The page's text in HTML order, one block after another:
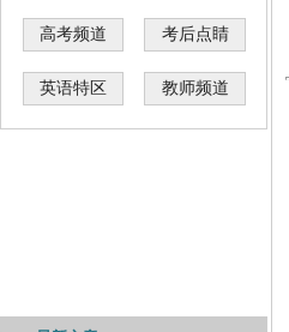
高考频道 考后点睛
英语特区 教师频道